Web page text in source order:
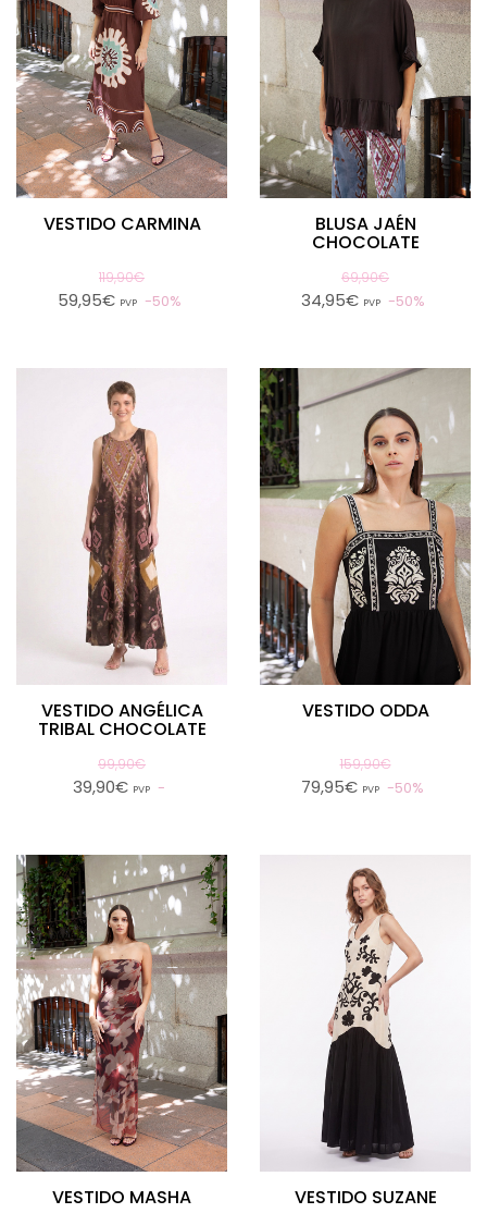
VESTIDO CARMINA
119,90€
59,95€ PVP 50%
BLUSA JAÉN
CHOCOLATE
69,90€
34,95€ PVP 50%
VESTIDO ANGÉLICA
TRIBAL CHOCOLATE
99,90€
39,90€ PVP
VESTIDO ODDA
159,90€
79,95€ PVP 50%
VESTIDO MASHA VESTIDO SUZANE